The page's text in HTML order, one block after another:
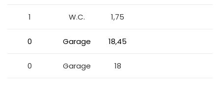
1 W.C. 1,75
0 Garage 18,45
0 Garage 18